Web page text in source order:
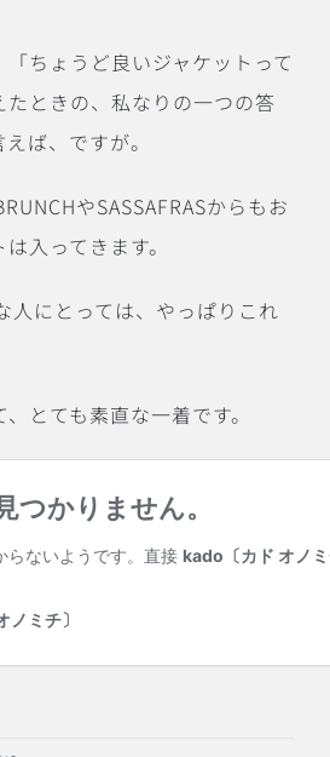
ちょうど良いジャケットって
たときの、私なりの一つの答
ば、ですが。
やSASSAFRASからもお
入ってきます。
人にとっては、やっぱりこれ
とても素直な一着です。